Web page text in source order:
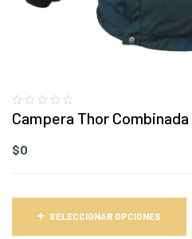
Campera Thor Combinada
$0
SELECCIONAR OPCIONES